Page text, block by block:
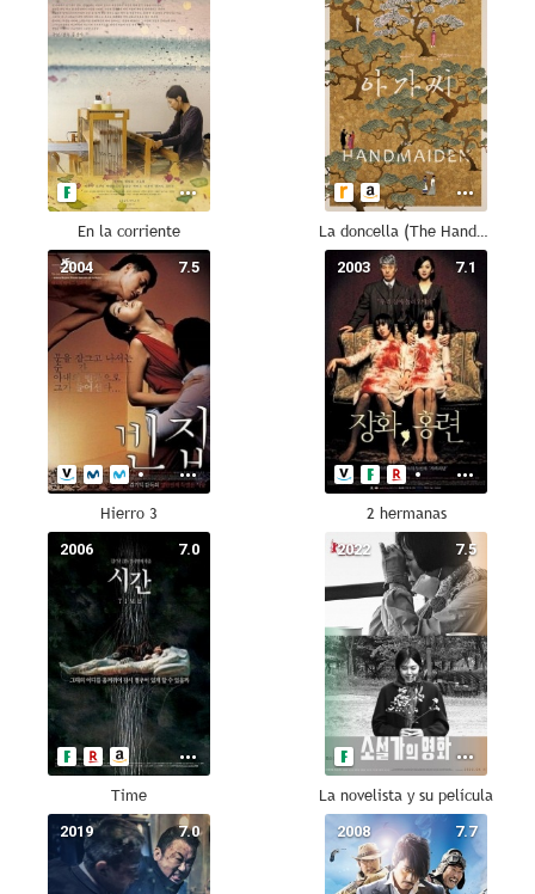
En la corriente La doncella (The Handmaiden)
7.5
2004
Hierro 3
7.1
2003
2 hermanas
7.0
2006
Time
7.5
2022
La novelista y su película
7.0
2019 7.7
2008